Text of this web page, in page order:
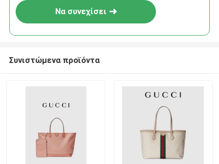
Να συνεχίσει
Συνιστώμενα προϊόντα